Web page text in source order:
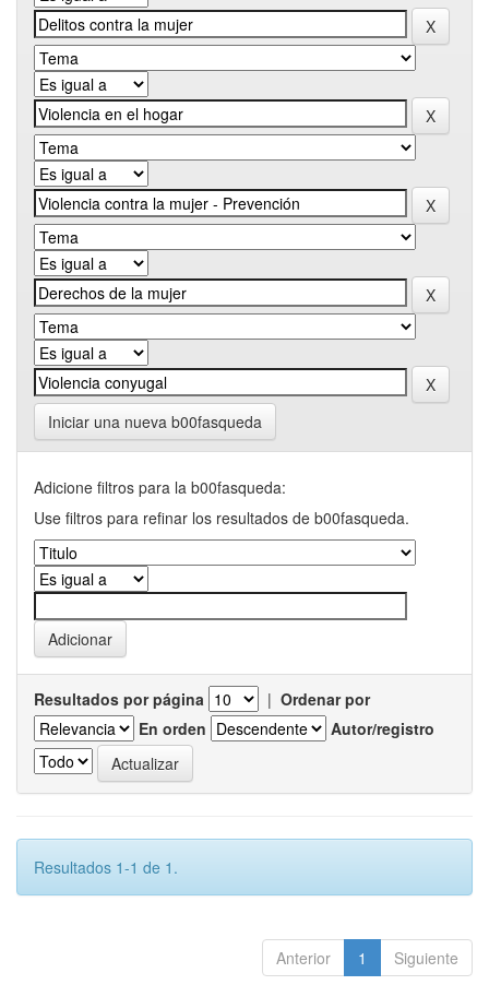
Iniciar una nueva b00fasqueda
Adicione filtros para la b00fasqueda:
Use filtros para refinar los resultados de b00fasqueda.
Resultados por página | Ordenar por
En orden
Autor/registro
Resultados 1-1 de 1.
Anterior 1 Siguiente